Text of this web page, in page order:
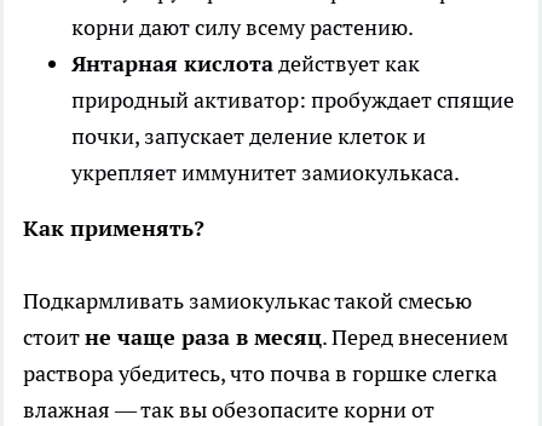
корни дают силу всему растению.
Янтарная кислотадействует как
природный активатор: пробуждает спящие
почки, запускает деление клеток и
укрепляет иммунитет замиокулькаса.
Как применять?
Подкармливать замиокулькас такой смесью
стоитне чаще раза в месяц. Перед внесением
раствора убедитесь, что почва в горшке слегка
влажная — так вы обезопасите корни от